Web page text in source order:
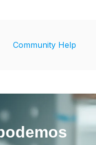
submenú de
Community Help